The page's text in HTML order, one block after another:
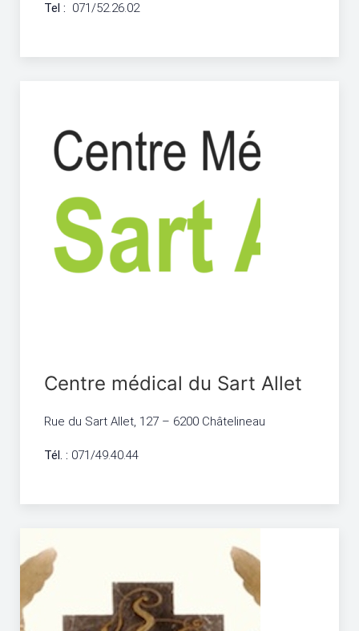
Tel : 071/52.26.02
Centre médical du Sart Allet
Rue du Sart Allet, 127 – 6200 Châtelineau
Tél. : 071/49.40.44